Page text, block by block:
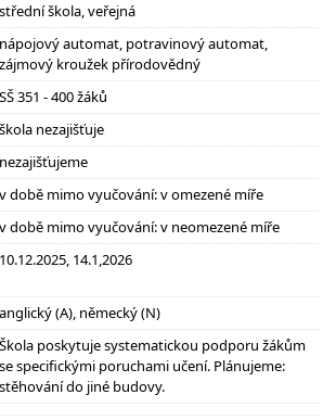
střední škola, veřejná
nápojový automat, potravinový automat,
zájmový kroužek přírodovědný
SŠ 351 - 400 žáků
škola nezajišťuje
nezajišťujeme
v době mimo vyučování: v omezené míře
v době mimo vyučování: v neomezené míře
10.12.2025, 14.1,2026
anglický (A), německý (N)
Škola poskytuje systematickou podporu žákům
se specifickými poruchami učení. Plánujeme:
stěhování do jiné budovy.